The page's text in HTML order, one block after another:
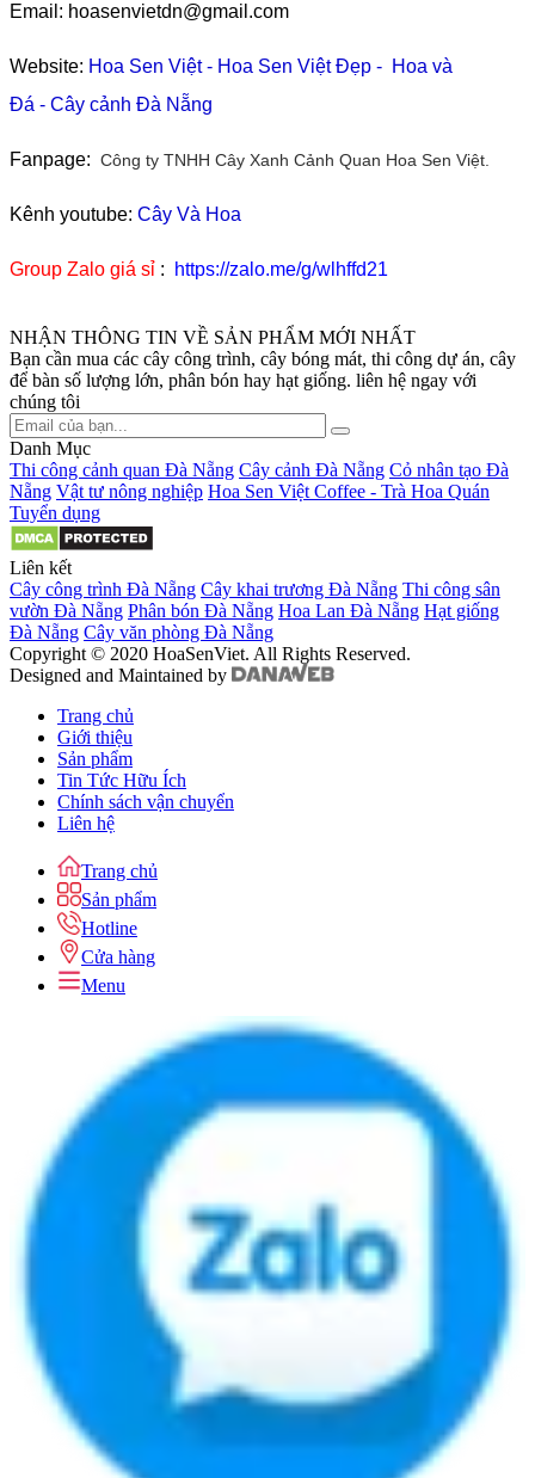
Email: hoasenvietdn@gmail.com
Website: Hoa Sen Việt- Hoa Sen Việt Đẹp - Hoa và
Đá - Cây cảnh Đà Nẵng
Fanpage: Công ty TNHH Cây Xanh Cảnh Quan Hoa Sen Việt.
Kênh youtube: Cây Và Hoa
Group Zalo giá sỉ : https://zalo.me/g/wlhffd21
NHẬN THÔNG TIN VỀ SẢN PHẨM MỚI NHẤT
Bạn cần mua các cây công trình, cây bóng mát, thi công dự án, cây
để bàn số lượng lớn, phân bón hay hạt giống. liên hệ ngay với
chúng tôi
Danh Mục
Thi công cảnh quan Đà Nẵng Cây cảnh Đà Nẵng Cỏ nhân tạo Đà
Nẵng Vật tư nông nghiệp Hoa Sen Việt Coffee - Trà Hoa Quán
Tuyển dụng
Liên kết
Cây công trình Đà Nẵng Cây khai trương Đà Nẵng Thi công sân
vườn Đà Nẵng Phân bón Đà Nẵng Hoa Lan Đà Nẵng Hạt giống
Đà Nẵng Cây văn phòng Đà Nẵng
Copyright © 2020 HoaSenViet. All Rights Reserved.
Designed and Maintained by
Trang chủ
Giới thiệu
Sản phẩm
Tin Tức Hữu Ích
Chính sách vận chuyển
Liên hệ
Trang chủ
Sản phẩm
Hotline
Cửa hàng
Menu